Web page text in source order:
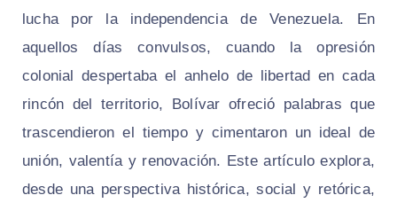
lucha por la independencia de Venezuela. En
aquellos días convulsos, cuando la opresión
colonial despertaba el anhelo de libertad en cada
rincón del territorio, Bolívar ofreció palabras que
trascendieron el tiempo y cimentaron un ideal de
unión, valentía y renovación. Este artículo explora,
desde una perspectiva histórica, social y retórica,